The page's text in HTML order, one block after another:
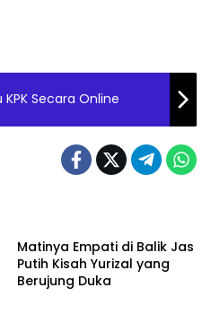
Secara Online
Matinya Empati di Balik Jas
Putih Kisah Yurizal yang
Berujung Duka
Metro